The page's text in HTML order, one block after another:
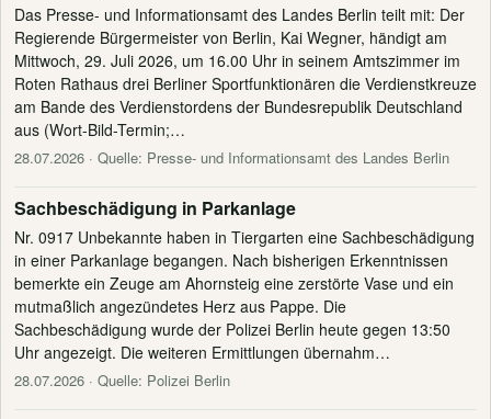
Das Presse- und Informationsamt des Landes Berlin teilt mit: Der
Regierende Bürgermeister von Berlin, Kai Wegner, händigt am
Mittwoch, 29. Juli 2026, um 16.00 Uhr in seinem Amtszimmer im
Roten Rathaus drei Berliner Sportfunktionären die Verdienstkreuze
am Bande des Verdienstordens der Bundesrepublik Deutschland
aus (Wort-Bild-Termin;…
28.07.2026 · Quelle: Presse- und Informationsamt des Landes Berlin
Sachbeschädigung in Parkanlage
Nr. 0917 Unbekannte haben in Tiergarten eine Sachbeschädigung
in einer Parkanlage begangen. Nach bisherigen Erkenntnissen
bemerkte ein Zeuge am Ahornsteig eine zerstörte Vase und ein
mutmaßlich angezündetes Herz aus Pappe. Die
Sachbeschädigung wurde der Polizei Berlin heute gegen 13:50
Uhr angezeigt. Die weiteren Ermittlungen übernahm…
28.07.2026 · Quelle: Polizei Berlin